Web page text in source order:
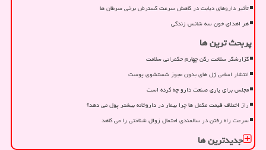
تأثیر داروهای دیابت در کاهش سرعت گسترش برخی سرطان ها
هر اهدای خون سه شانس زندگی
پربحث ترین ها
گزارشگر سلامت رکن چهارم حکمرانی سلامت
انتشار اسامی ژل های بدون مجوز شستشوی پوست
مجلس برای یاری صنعت دارو چه کرده است
راز اختلاف قیمت مکمل ها چرا بیمار در داروخانه بیشتر پول می دهد؟
سرعت راه رفتن در سالمندی احتمال زوال شناختی را می کاهد
جدیدترین ها